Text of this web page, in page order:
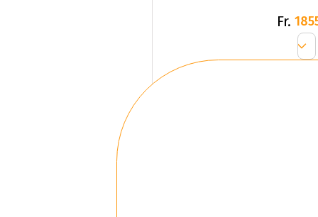
Fr.